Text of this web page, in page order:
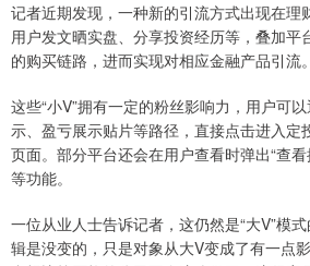
记者近期发现，一种新的引流方式出现在理
用户发文晒实盘、分享投资经历等，叠加平
的购买链路，进而实现对相应金融产品引流。
这些“小V”拥有一定的粉丝影响力，用户可
示、盈亏展示贴片等路径，直接点击进入定
页面。部分平台还会在用户查看时弹出“查看
等功能。
一位从业人士告诉记者，这仍然是“大V”模
辑是没变的，只是对象从大V变成了有一点